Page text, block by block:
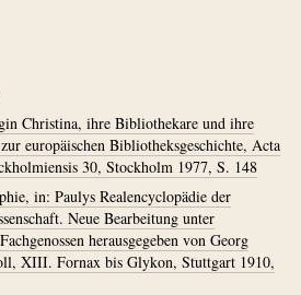
Christina, ihre Bibliothekare und ihre
europäischen Bibliotheksgeschichte, Acta
30, Stockholm 1977, S. 148
in: Paulys Realencyclopädie der
Neue Bearbeitung unter
herausgegeben von Georg
XIII. Fornax bis Glykon, Stuttgart 1910,